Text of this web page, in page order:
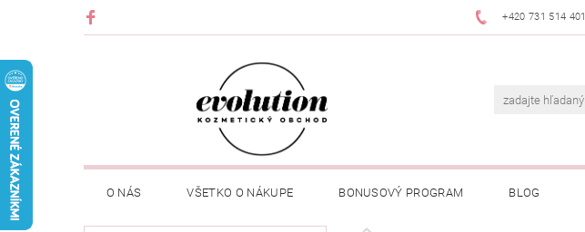
+420 731 514 401
O NÁS VŠETKO O NÁKUPE BONUSOVÝ PROGRAM BLOG